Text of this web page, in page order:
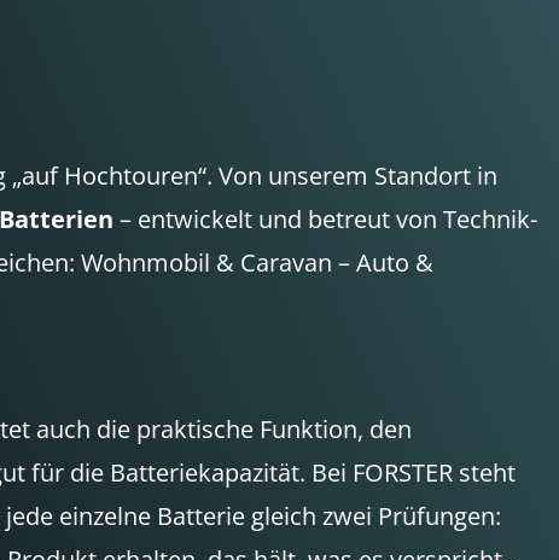
Hochtouren“. Von unserem Standort in
– entwickelt und betreut von Technik-
Wohnmobil & Caravan – Auto &
auch die praktische Funktion, den
für die Batteriekapazität. Bei FORSTER steht
einzelne Batterie gleich zwei Prüfungen: